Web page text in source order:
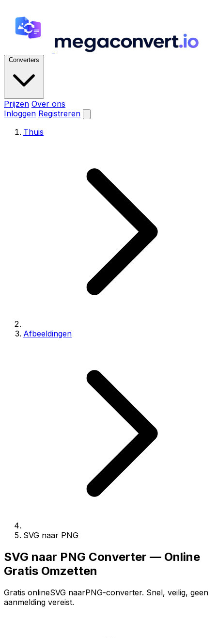
Converters
Prijzen Over ons
Inloggen Registreren
Thuis
Afbeeldingen
SVG naar PNG
SVG naar PNG Converter — Online
Gratis Omzetten
Gratis onlineSVG naarPNG-converter. Snel, veilig, geen
aanmelding vereist.